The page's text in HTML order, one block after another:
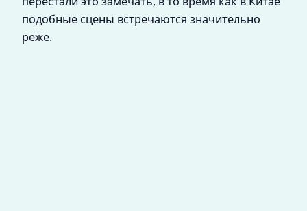
подобные сцены встречаются значительно
реже.